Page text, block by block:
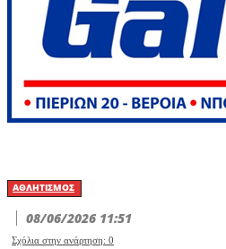
ΑΘΛΗΤΙΣΜΌΣ
08/06/2026 11:51
Σχόλια στην ανάρτηση: 0